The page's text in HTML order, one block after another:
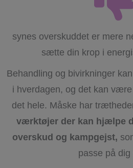
synes overskuddet er mere
sætte din krop i
Behandling og bivirkninger
i hverdagen, og det kan
det hele. Måske har
værktøjer der kan hjælpe
overskud og kampgejst,
passe på dig